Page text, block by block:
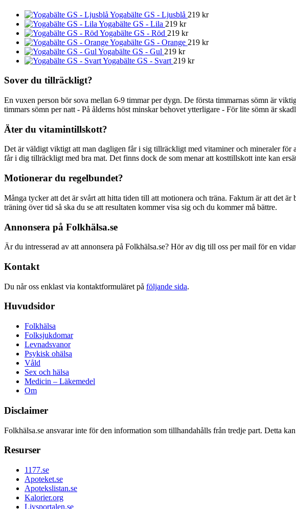
Yogabälte GS - Ljusblå 219 kr
Yogabälte GS - Lila 219 kr
Yogabälte GS - Röd 219 kr
Yogabälte GS - Orange 219 kr
Yogabälte GS - Gul 219 kr
Yogabälte GS - Svart 219 kr
Sover du tillräckligt?
En vuxen person bör sova mellan 6-9 timmar per dygn. De första timmarnas sömn är
timmars sömn per natt - På ålderns höst minskar behovet ytterligare - För lite sömn är
Äter du vitamintillskott?
Det är väldigt viktigt att man dagligen får i sig tillräckligt med vitaminer och mineraler
får i dig tillräckligt med bra mat. Det finns dock de som menar att kosttillskott inte kan
Motionerar du regelbundet?
Många tycker att det är svårt att hitta tiden till att motionera och träna. Faktum är att det
träning över tid så ska du se att resultaten kommer visa sig och du kommer må bättre.
Annonsera på Folkhälsa.se
Är du intresserad av att annonsera på Folkhälsa.se? Hör av dig till oss per mail för en
Kontakt
Du når oss enklast via kontaktformuläret på följande sida.
Huvudsidor
Folkhälsa
Folksjukdomar
Levnadsvanor
Psykisk ohälsa
Våld
Sex och hälsa
Medicin – Läkemedel
Om
Disclaimer
Folkhälsa.se ansvarar inte för den information som tillhandahålls från tredje part. Detta
Resurser
1177.se
Apoteket.se
Apotekslistan.se
Kalorier.org
Livsportalen.se